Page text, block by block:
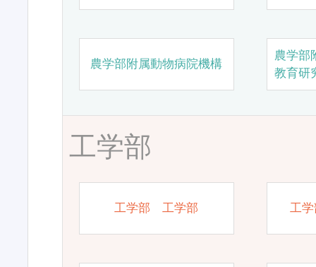
農学部附属動物病院機構
農学部
教育研
工学部
工学部 工学部 工